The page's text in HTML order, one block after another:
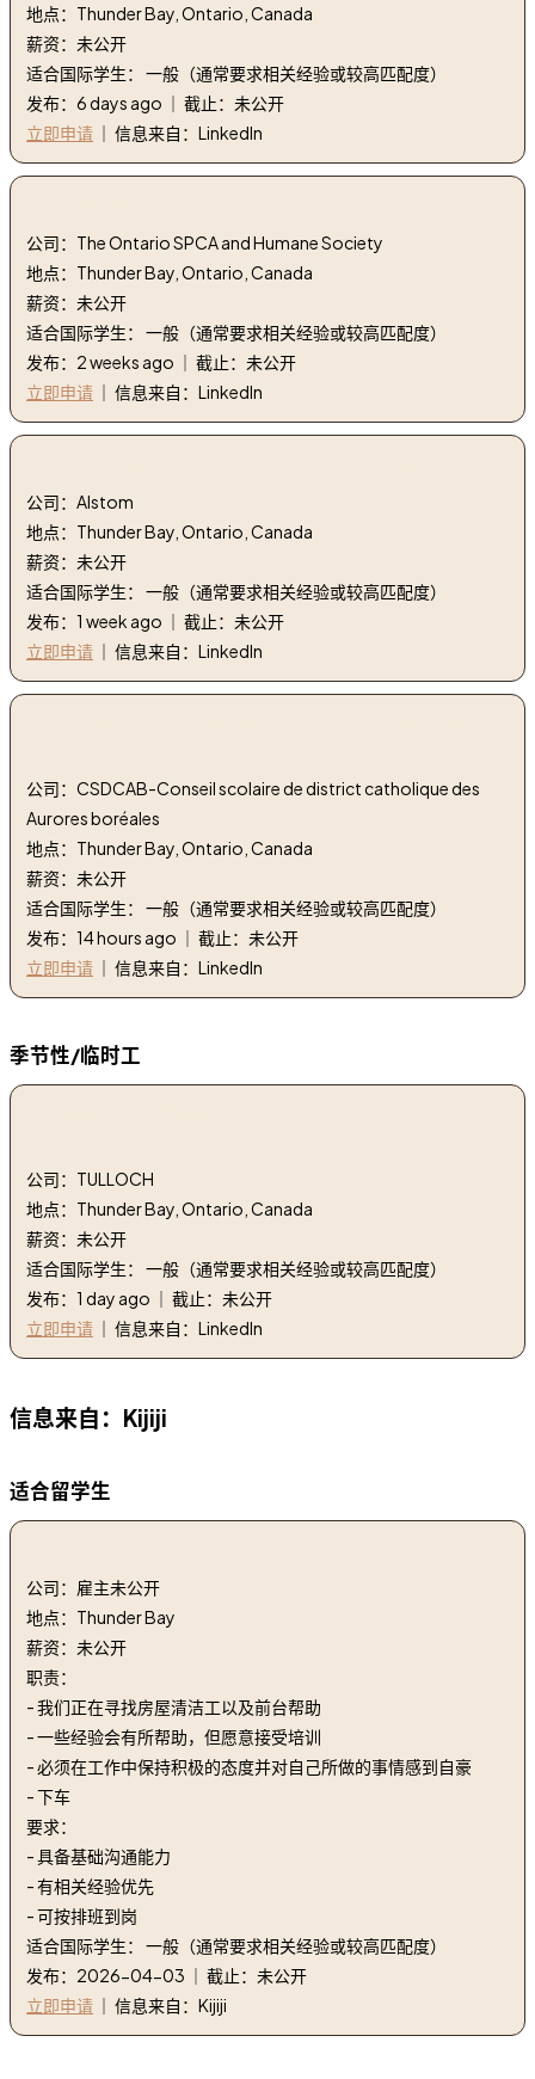
地点：Thunder Bay, Ontario, Canada
薪资：未公开
适合国际学生： 一般（通常要求相关经验或较高匹配度）
发布：6 days ago ｜ 截止：未公开
立即申请 ｜ 信息来自：LinkedIn
公司：The Ontario SPCA and Humane Society
地点：Thunder Bay, Ontario, Canada
薪资：未公开
适合国际学生： 一般（通常要求相关经验或较高匹配度）
发布：2 weeks ago ｜ 截止：未公开
立即申请 ｜ 信息来自：LinkedIn
公司：Alstom
地点：Thunder Bay, Ontario, Canada
薪资：未公开
适合国际学生： 一般（通常要求相关经验或较高匹配度）
发布：1 week ago ｜ 截止：未公开
立即申请 ｜ 信息来自：LinkedIn
公司：CSDCAB-Conseil scolaire de district catholique des
Aurores boréales
地点：Thunder Bay, Ontario, Canada
薪资：未公开
适合国际学生： 一般（通常要求相关经验或较高匹配度）
发布：14 hours ago ｜ 截止：未公开
立即申请 ｜ 信息来自：LinkedIn
季节性/临时工
公司：TULLOCH
地点：Thunder Bay, Ontario, Canada
薪资：未公开
适合国际学生： 一般（通常要求相关经验或较高匹配度）
发布：1 day ago ｜ 截止：未公开
立即申请 ｜ 信息来自：LinkedIn
信息来自：Kijiji
适合留学生
公司：雇主未公开
地点：Thunder Bay
薪资：未公开
职责：
- 我们正在寻找房屋清洁工以及前台帮助
- 一些经验会有所帮助，但愿意接受培训
- 必须在工作中保持积极的态度并对自己所做的事情感到自豪
- 下车
要求：
- 具备基础沟通能力
- 有相关经验优先
- 可按排班到岗
适合国际学生： 一般（通常要求相关经验或较高匹配度）
发布：2026-04-03 ｜ 截止：未公开
立即申请 ｜ 信息来自：Kijiji